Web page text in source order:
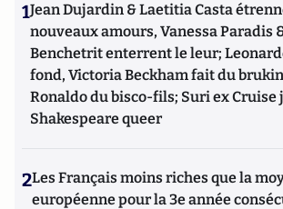
1Jean Dujardin & Laetitia Casta
nouveaux amours, Vanessa Paradis
Benchetrit enterrent le leur;
fond, Victoria Beckham fait du
Ronaldo du bisco-fils; Suri ex Cruise
Shakespeare queer
2Les Français moins riches que la
européenne pour la 3e année